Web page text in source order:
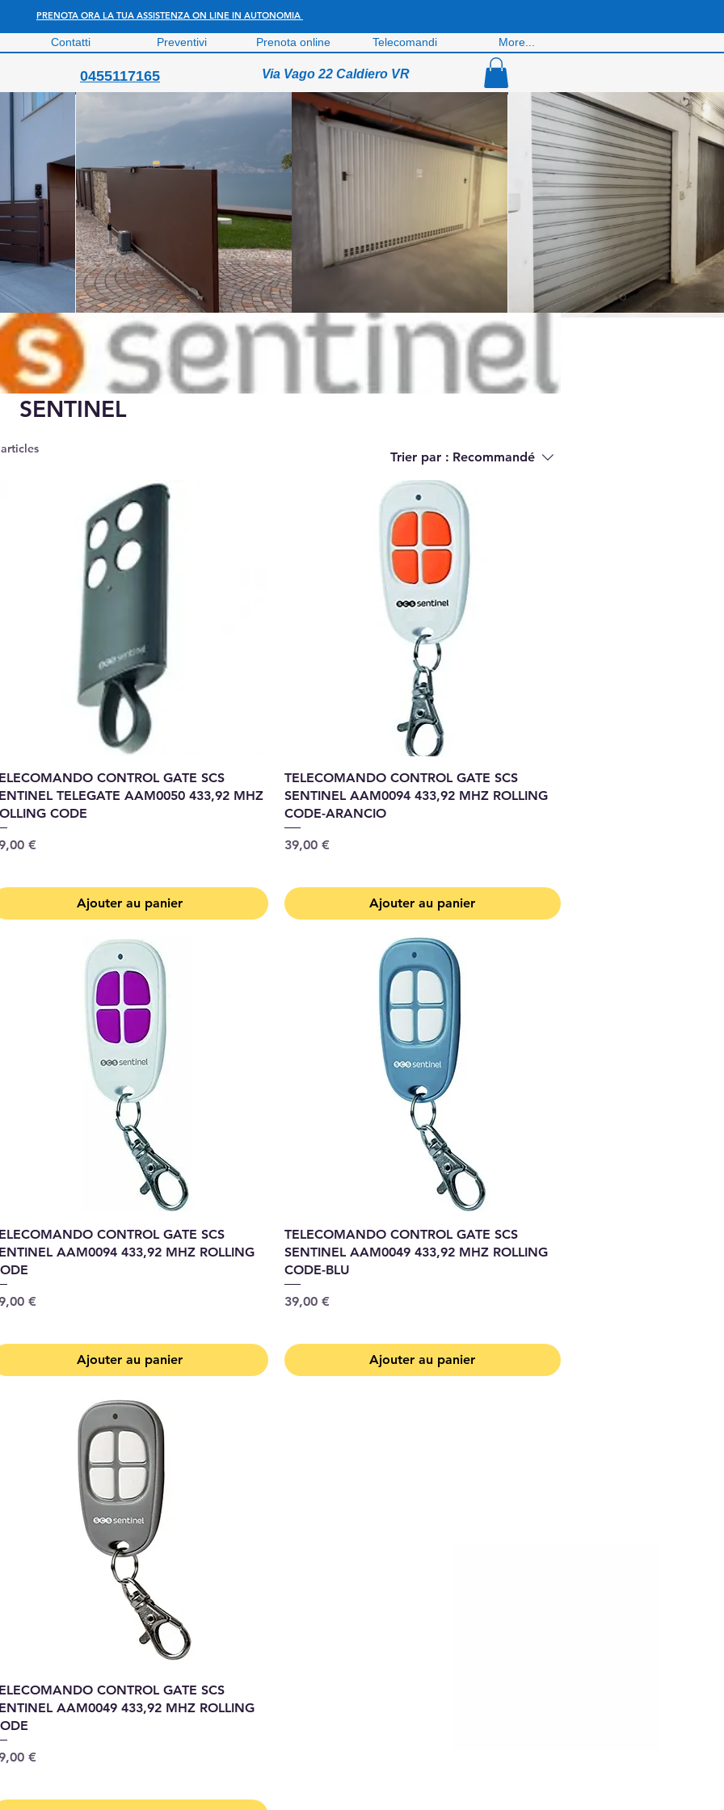
PRENOTA ORA LA TUA ASSISTENZA ON LINE IN AUTONOMIA
Contatti Preventivi Prenota online Telecomandi More...
0455117165 Via Vago 22 Caldiero VR
SENTINEL
Trier par : Recommandé
CONTROL GATE SCS
TELEGATE AAM0050 433,92 MHZ
CODE
€
Ajouter au panier
TELECOMANDO CONTROL GATE SCS
SENTINEL AAM0094 433,92 MHZ ROLLING
CODE-ARANCIO
Prix
39,00 €
Ajouter au panier
CONTROL GATE SCS
AAM0094 433,92 MHZ ROLLING
€
Ajouter au panier
TELECOMANDO CONTROL GATE SCS
SENTINEL AAM0049 433,92 MHZ ROLLING
CODE-BLU
Prix
39,00 €
Ajouter au panier
CONTROL GATE SCS
AAM0049 433,92 MHZ ROLLING
€